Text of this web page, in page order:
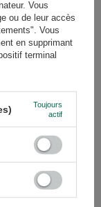
une question
Vous
ou de leur accès
Vous
en supprimant
terminal
Toujours
actif